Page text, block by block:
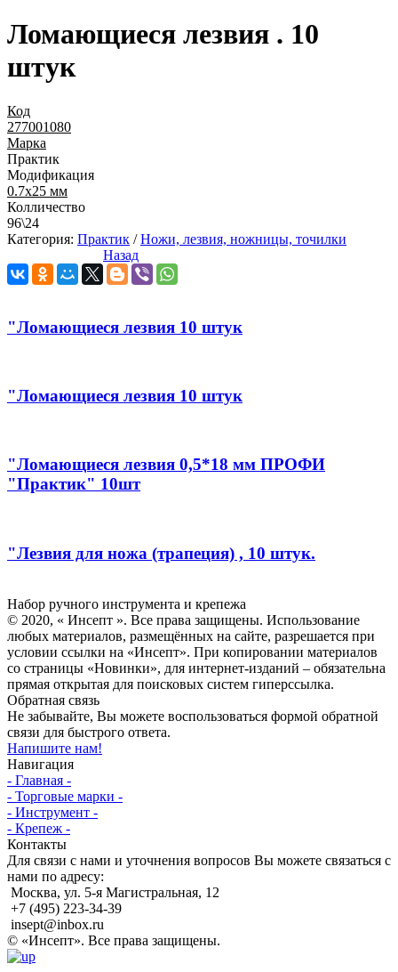
Ломающиеся лезвия . 10
штук
Код
277001080
Марка
Практик
Модификация
0.7х25 мм
Колличество
96\24
Категория: Практик /Ножи, лезвия, ножницы, точилки
Назад
"Ломающиеся лезвия 10 штук
"Ломающиеся лезвия 10 штук
"Ломающиеся лезвия 0,5*18 мм ПРОФИ
"Практик" 10шт
"Лезвия для ножа (трапеция) , 10 штук.
Набор ручного инструмента и крепежа
© 2020, « Инсепт ». Все права защищены. Использование
любых материалов, размещённых на сайте, разрешается при
условии ссылки на «Инсепт». При копировании материалов
со страницы «Новинки», для интернет-изданий – обязательна
прямая открытая для поисковых систем гиперссылка.
Обратная связь
Не забывайте, Вы можете воспользоваться формой обратной
связи для быстрого ответа.
Напишите нам!
Навигация
- Главная -
- Торговые марки -
- Инструмент -
- Крепеж -
Контакты
Для связи с нами и уточнения вопросов Вы можете связаться с
нами по адресу:
Москва, ул. 5-я Магистральная, 12
+7 (495) 223-34-39
insept@inbox.ru
© «Инсепт». Все права защищены.